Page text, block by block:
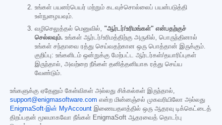
உங்கள் பயனர்பெயர் மற்றும் கடவுச்சொல்லைப் பயன்படுத்தி
உள்நுழையவும்.
வழிசெலுத்தல் மெனுவில், "ஆர்டர்/உரிமங்கள்" என்பதற்குச்
செல்லவும். உங்கள் ஆர்டர்/உரிமத்திற்கு அருகில், பொருந்தினால்
உங்கள் சந்தாவை ரத்து செய்வதற்கான ஒரு பொத்தான் இருக்கும்.
குறிப்பு: உங்களிடம் ஒன்றுக்கு மேற்பட்ட ஆர்டர்கள்/தயாரிப்புகள்
இருந்தால், அவற்றை நீங்கள் தனித்தனியாக ரத்து செய்ய
வேண்டும்.
உங்களுக்கு ஏதேனும் கேள்விகள் அல்லது சிக்கல்கள் இருந்தால்,
support@enigmasoftware.com என்ற மின்னஞ்சல் முகவரியிலோ அல்லது
EnigmaSoft-இன் MyAccount இணையதளத்தில் ஒரு ஆதரவு டிக்கெட்டைத்
திறப்பதன் மூலமாகவோ நீங்கள் EnigmaSoft ஆதரவைத் தொடர்பு